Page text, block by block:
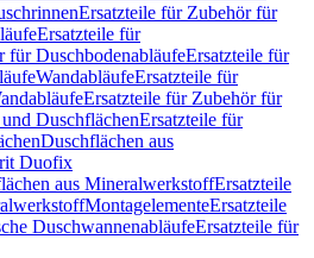
Ersatzteile für Zubehör für
Ersatzteile für
für DuschbodenabläufeErsatzteile für
WandabläufeErsatzteile für
Ersatzteile für Zubehör für
DuschflächenErsatzteile für
Duschflächen aus
Duofix
aus MineralwerkstoffErsatzteile
MontagelementeErsatzteile
DuschwannenabläufeErsatzteile für